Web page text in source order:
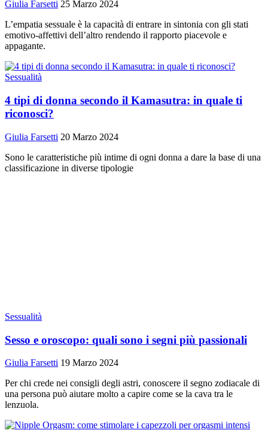
Giulia Farsetti 25 Marzo 2024
L’empatia sessuale è la capacità di entrare in sintonia con gli stati
emotivo-affettivi dell’altro rendendo il rapporto piacevole e
appagante.
Sessualità
4 tipi di donna secondo il Kamasutra: in quale ti
riconosci?
Giulia Farsetti 20 Marzo 2024
Sono le caratteristiche più intime di ogni donna a dare la base di una
classificazione in diverse tipologie
Sessualità
Sesso e oroscopo: quali sono i segni più passionali
Giulia Farsetti 19 Marzo 2024
Per chi crede nei consigli degli astri, conoscere il segno zodiacale di
una persona può aiutare molto a capire come se la cava tra le
lenzuola.